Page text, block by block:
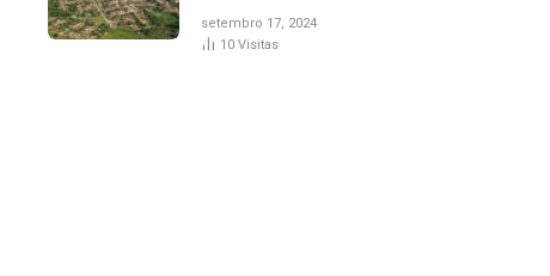
suspeito de furto em
estaca de cerca e
setembro 17, 2024
10 Visitas